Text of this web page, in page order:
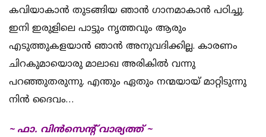
കവിയാകാന്‍ തുടങ്ങിയ ഞാന്‍ ഗാനമാകാന്‍ പഠിച്ചു.
ഇനി ഇരുളിലെ പാട്ടും നൃത്തവും ആരും
എടുത്തുകളയാന്‍ ഞാന്‍ അനുവദിക്കില്ല. കാരണം
ചിറകുമായൊരു മാലാഖ അരികില്‍ വന്നു
പറഞ്ഞുതരുന്നു. എന്തും ഏതും നന്മയായ് മാറ്റിടുന്നു
നിന്‍ ദൈവം…
~ ഫാ. വിന്‍സെന്റ് വാര്യത്ത് ~